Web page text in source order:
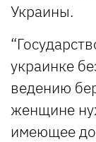
Украины.
украинке
ведению
женщине
имеющее